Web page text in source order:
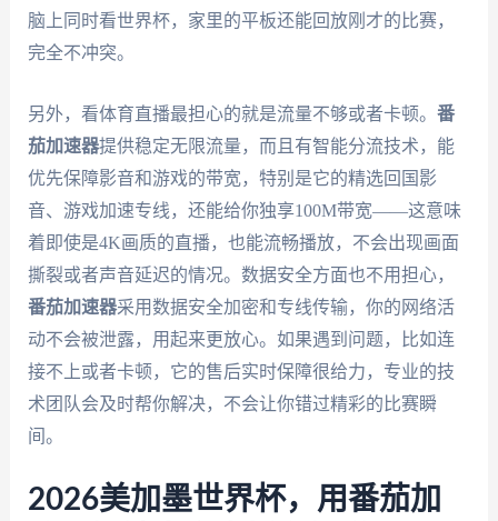
脑上同时看世界杯，家里的平板还能回放刚才的比赛，
完全不冲突。
另外，看体育直播最担心的就是流量不够或者卡顿。 番
茄加速器提供稳定无限流量，而且有智能分流技术，能
优先保障影音和游戏的带宽，特别是它的精选回国影
音、游戏加速专线，还能给你独享100M带宽——这意味
着即使是4K画质的直播，也能流畅播放，不会出现画面
撕裂或者声音延迟的情况。数据安全方面也不用担心，
番茄加速器采用数据安全加密和专线传输，你的网络活
动不会被泄露，用起来更放心。如果遇到问题，比如连
接不上或者卡顿，它的售后实时保障很给力，专业的技
术团队会及时帮你解决，不会让你错过精彩的比赛瞬
间。
2026美加墨世界杯，用番茄加